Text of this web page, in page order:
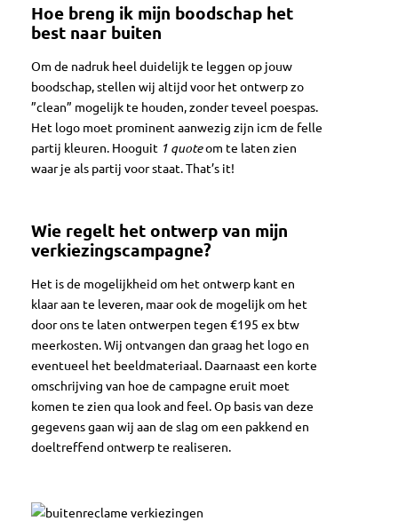
Hoe breng ik mijn boodschap het
best naar buiten
Om de nadruk heel duidelijk te leggen op jouw
boodschap, stellen wij altijd voor het ontwerp zo
”clean” mogelijk te houden, zonder teveel poespas.
Het logo moet prominent aanwezig zijn icm de felle
partij kleuren. Hooguit 1 quoteom te laten zien
waar je als partij voor staat. That’s it!
Wie regelt het ontwerp van mijn
verkiezingscampagne?
Het is de mogelijkheid om het ontwerp kant en
klaar aan te leveren, maar ook de mogelijk om het
door ons te laten ontwerpen tegen €195 ex btw
meerkosten. Wij ontvangen dan graag het logo en
eventueel het beeldmateriaal. Daarnaast een korte
omschrijving van hoe de campagne eruit moet
komen te zien qua look and feel. Op basis van deze
gegevens gaan wij aan de slag om een pakkend en
doeltreffend ontwerp te realiseren.